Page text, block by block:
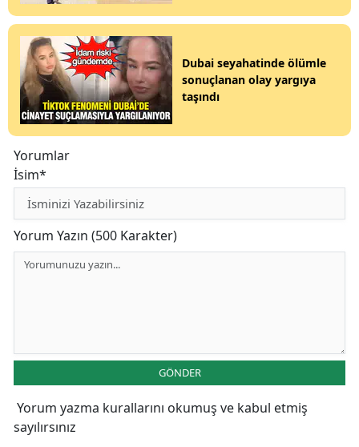
Dubai seyahatinde ölümle
sonuçlanan olay yargıya
taşındı
Yorumlar
İsim*
Yorum Yazın (500 Karakter)
GÖNDER
Yorum yazma kurallarını okumuş ve kabul etmiş
sayılırsınız